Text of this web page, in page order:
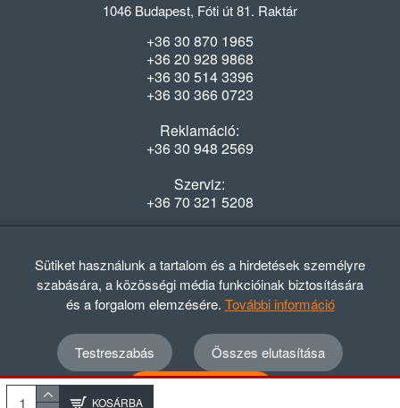
KOSÁRBA
1046 Budapest, Fóti út 81. Raktár
+36 30 870 1965
+36 20 928 9868
+36 30 514 3396
+36 30 366 0723
Reklamáció:
+36 30 948 2569
Szerviz:
+36 70 321 5208
Hétfő-Péntek: 08:00-16:30
© 2012 - 2024 GASZTRΩMEGA Kft.
Adatvédelmi szabályzat
ÁSZF
Elállási nyilatkozat
Sütiket használunk a tartalom és a hirdetések személyre
szabására, a közösségi média funkcióinak biztosítására
és a forgalom elemzésére. További információ
Testreszabás
Összes elutasítása
Összes elfogadása